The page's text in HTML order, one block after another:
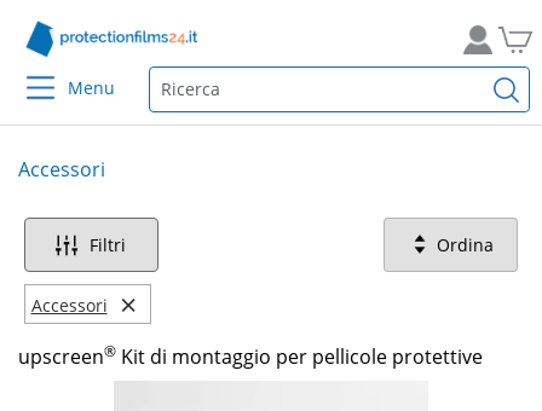
Menu
Accessori
Filtri Ordina
Accessori ×
upscreen® Kit di montaggio per pellicole protettive